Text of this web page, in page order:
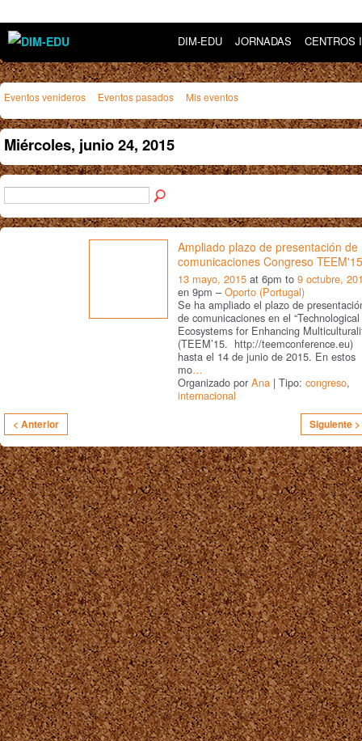
DIM-EDU JORNADAS CENTROS
Eventos venideros Eventos pasados Mis eventos
Miércoles, junio 24, 2015
Ampliado plazo de presentación de
comunicaciones Congreso TEEM'15
13 mayo, 2015 at 6pm to 9 octubre,
en 9pm – Oporto (Portugal)
Se ha ampliado el plazo de
de comunicaciones en el “Technological
Ecosystems for Enhancing
(TEEM’15. http://teemconference.eu)
hasta el 14 de junio de 2015. En estos
mo…
Organizado por Ana | Tipo: congreso,
internacional
< Anterior Siguiente >